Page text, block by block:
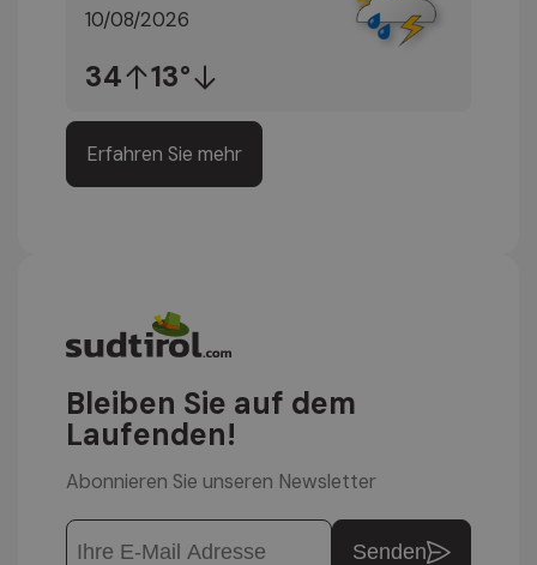
10/08/2026
34 13°
Erfahren Sie mehr
Bleiben Sie auf dem
Laufenden!
Abonnieren Sie unseren Newsletter
Senden